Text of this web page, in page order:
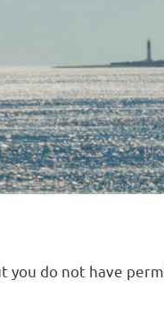
you do not have